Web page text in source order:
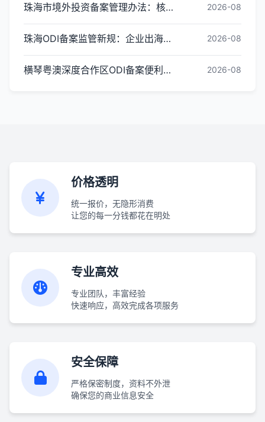
珠海市境外投资备案管理办法：核心内容与办理指引 2026-08
珠海ODI备案监管新规：企业出海投资合规红线梳理 2026-08
横琴粤澳深度合作区ODI备案便利化政策全解读 2026-08
价格透明
统一报价，无隐形消费
让您的每一分钱都花在明处
专业高效
专业团队，丰富经验
快速响应，高效完成各项服务
安全保障
严格保密制度，资料不外泄
确保您的商业信息安全